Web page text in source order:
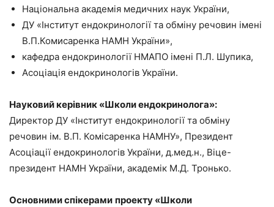
Національна академія медичних наук України,
ДУ «Інститут ендокринології та обміну речовин імені
В.П.Комисаренка НАМН України»,
кафедра ендокринології НМАПО імені П.Л. Шупика,
Асоціація ендокринологів України.
Науковий керівник «Школи ендокринолога»:
Директор ДУ «Інститут ендокринології та обміну
речовин ім. В.П. Комісаренка НАМНУ», Президент
Асоціації ендокринологів України, д.мед.н., Віце-
президент НАМН України, академік М.Д. Тронько.
Основними спікерами проекту «Школи